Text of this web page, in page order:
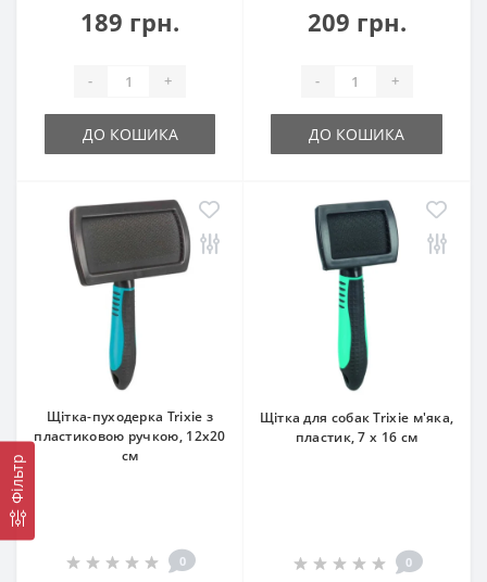
Фільтр
189 грн.
- +
ДО КОШИКА
209 грн.
- +
ДО КОШИКА
Щітка-пуходерка Trixie з
пластиковою ручкою, 12х20
см
0
Щітка для собак Trixie м'яка,
пластик, 7 х 16 см
0